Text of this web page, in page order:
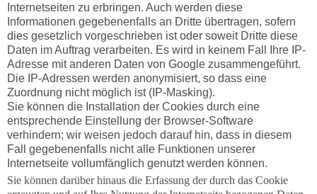
Internetseiten zu erbringen. Auch werden diese
Informationen gegebenenfalls an Dritte übertragen, sofern
dies gesetzlich vorgeschrieben ist oder soweit Dritte diese
Daten im Auftrag verarbeiten. Es wird in keinem Fall Ihre IP-
Adresse mit anderen Daten von Google zusammengeführt.
Die IP-Adressen werden anonymisiert, so dass eine
Zuordnung nicht möglich ist (IP-Masking).
Sie können die Installation der Cookies durch eine
entsprechende Einstellung der Browser-Software
verhindern; wir weisen jedoch darauf hin, dass in diesem
Fall gegebenenfalls nicht alle Funktionen unserer
Internetseite vollumfänglich genutzt werden können.
Sie können darüber hinaus die Erfassung der durch das Cookie